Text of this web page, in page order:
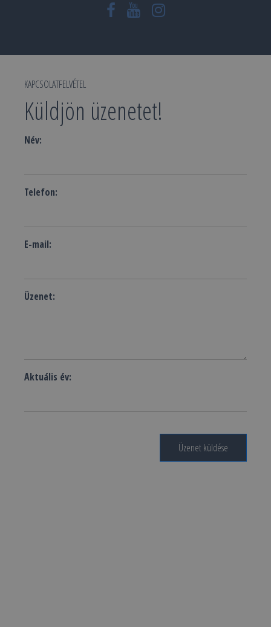
KAPCSOLATFELVÉTEL
Küldjön üzenetet!
Név:
Telefon:
E-mail:
Üzenet:
Aktuális év:
Üzenet küldése